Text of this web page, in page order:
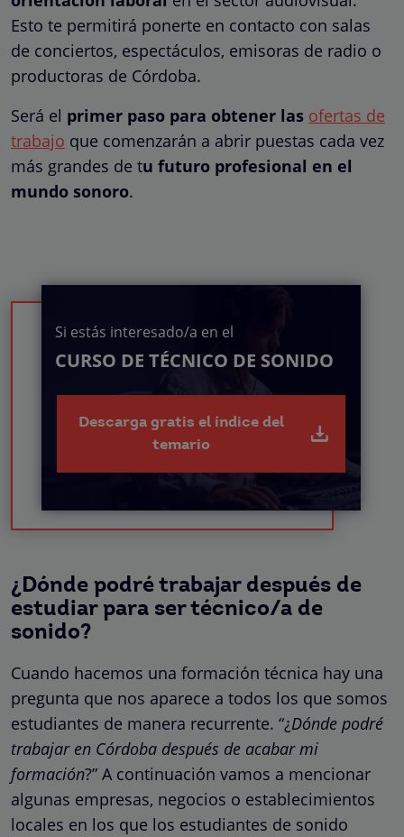
Esto te permitirá ponerte en contacto con salas
de conciertos, espectáculos, emisoras de radio o
productoras de Córdoba.
Será el primer paso para obtener las ofertas de
trabajo que comenzarán a abrir puestas cada vez
más grandes de tu futuro profesional en el
mundo sonoro.
Si estás interesado/a en el
CURSO DE TÉCNICO DE SONIDO
Descarga gratis el índice del
temario
¿Dónde podré trabajar después de
estudiar para ser técnico/a de
sonido?
Cuando hacemos una formación técnica hay una
pregunta que nos aparece a todos los que somos
estudiantes de manera recurrente. “¿Dónde podré
trabajar en Córdoba después de acabar mi
formación?” A continuación vamos a mencionar
algunas empresas, negocios o establecimientos
locales en los que los estudiantes de sonido